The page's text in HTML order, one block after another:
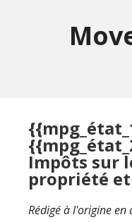
Impôts sur
propriété
Rédigé à l'origine